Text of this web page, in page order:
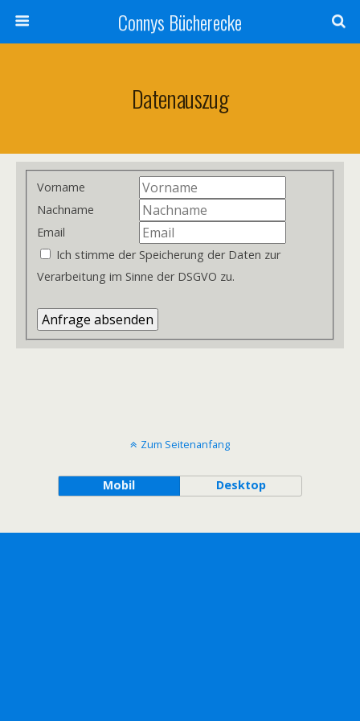
Connys Bücherecke
Datenauszug
Vorname
Nachname
Email
Ich stimme der Speicherung der Daten zur
Verarbeitung im Sinne der DSGVO zu.
Zum Seitenanfang
Mobil Desktop